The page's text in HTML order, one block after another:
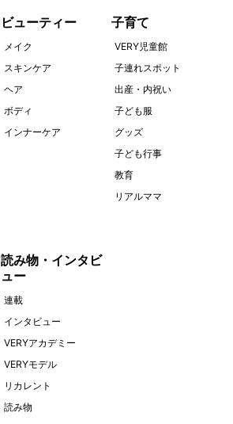
ビューティー
メイク
スキンケア
ヘア
ボディ
インナーケア
子育て
VERY児童館
子連れスポット
出産・内祝い
子ども服
グッズ
子ども行事
教育
リアルママ
読み物・インタビ
ュー
連載
インタビュー
VERYアカデミー
VERYモデル
リカレント
読み物